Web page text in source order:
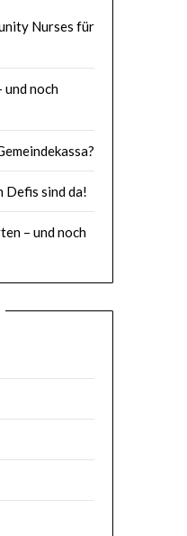
Nurses für
und noch
Defis sind da!
– und noch